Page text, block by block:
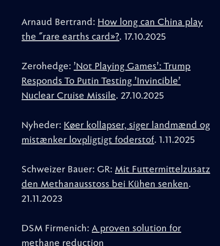
Arnaud Bertrand: How long can China play
the "rare earths card»?. 17.10.2025
Zerohedge: ’Not Playing Games’: Trump
Responds To Putin Testing ’Invincible’
Nuclear Cruise Missile. 27.10.2025
Nyheder: Køer kollapser, siger landmænd og
mistænker lovpligtigt foderstof. 1.11.2025
Schweizer Bauer: GR: Mit Futtermittelzusatz
den Methanausstoss bei Kühen senken.
21.11.2023
DSM Firmenich: A proven solution for
methane reduction